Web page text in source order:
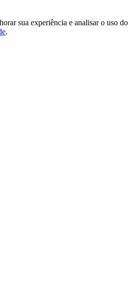
sua experiência e analisar o uso do
.